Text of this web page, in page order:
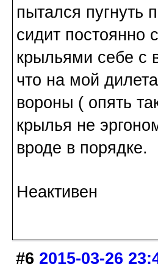
пытался пугнуть
сидит постоянно
крыльями себе с
что на мой
вороны ( опять
крылья не
вроде в порядке.
Неактивен
#6 2015-03-26